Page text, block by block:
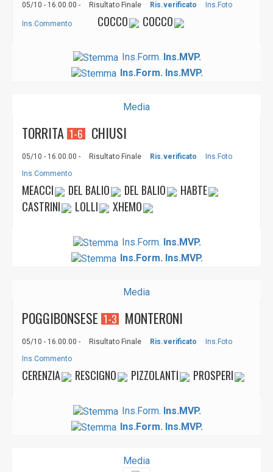
05/10 - 16.00.00 - Risultato Finale Ris.verificato Ins.Foto
Ins.Commento COCCO COCCO
Ins.Form. Ins.MVP.
Ins.Form. Ins.MVP.
Media
TORRITA 1-6 CHIUSI
05/10 - 16.00.00 - Risultato Finale Ris.verificato
Ins.Foto
Ins.Commento
MEACCI DEL BALIO DEL BALIO
HABTE
CASTRINI
LOLLI XHEMO
Ins.Form. Ins.MVP.
Ins.Form. Ins.MVP.
Media
POGGIBON­SESE 1-3 MONTERONI
05/10 - 16.00.00 - Risultato Finale Ris.verificato
Ins.Foto
Ins.Commento
CERENZIA RESCIGNO PIZZOLANTI PROSPERI
Ins.Form. Ins.MVP.
Ins.Form. Ins.MVP.
Media